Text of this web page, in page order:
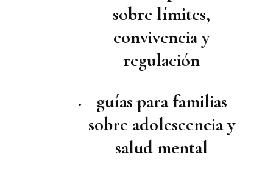
sobre límites,
convivencia y
regulación
guías para familias
sobre adolescencia y
salud mental